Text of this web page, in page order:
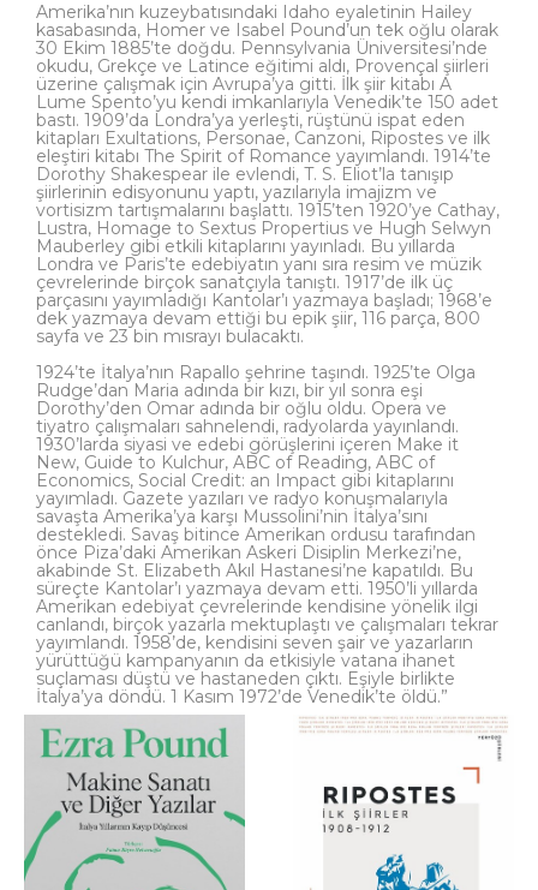
Amerika’nın kuzeybatısındaki Idaho eyaletinin Hailey
kasabasın­da, Homer ve Isabel Pound’un tek oğlu olarak
30 Ekim 1885’te doğdu. Pennsylvania Üniversitesi’nde
okudu, Grekçe ve Latince eğitimi aldı, Provençal şiirleri
üzerine çalış­mak için Avrupa’ya gitti. İlk şiir kitabı A
Lume Spento’yu kendi imkanlarıyla Venedik’te 150 adet
bastı. 1909’da Londra’ya yerleşti, rüştünü ispat eden
kitapları Exultations, Per­sonae, Canzoni, Ripostes ve ilk
eleştiri kitabı The Spirit of Romance yayımlandı. 1914’te
Dorothy Shakespear ile evlendi, T. S. Eliot’la tanışıp
şiirlerinin edisyonunu yaptı, yazıla­rıyla imajizm ve
vortisizm tartışmalarını başlattı. 1915’ten 1920’ye Cathay,
Lustra, Homa­ge to Sextus Propertius ve Hugh Selwyn
Mauberley gibi etkili kitaplarını yayınladı. Bu yıllarda
Londra ve Paris’te edebiyatın yanı sıra resim ve müzik
çevrelerinde birçok sa­natçıyla tanıştı. 1917’de ilk üç
parçasını yayımladığı Kantolar’ı yazmaya başladı; 1968’e
dek yazmaya devam ettiği bu epik şiir, 116 parça, 800
sayfa ve 23 bin mısrayı bulacaktı.
1924’te İtalya’nın Rapallo şehrine taşındı. 1925’te Olga
Rudge’dan Maria adında bir kızı, bir yıl sonra eşi
Dorothy’den Omar adında bir oğlu oldu. Opera ve
tiyatro çalışmaları sahnelendi, radyolarda yayınlandı.
1930’larda siyasi ve edebi görüşlerini içeren Make it
New, Guide to Kulchur, ABC of Reading, ABC of
Economics, Social Credit: an Impact gibi kitaplarını
yayımladı. Gazete yazıları ve radyo konuşmalarıyla
savaşta Amerika’ya karşı Mussolini’nin İtalya’sını
destekledi. Savaş bitince Amerikan ordusu tarafından
önce Piza’daki Amerikan Askeri Disiplin Merkezi’ne,
akabinde St. Elizabeth Akıl Hastanesi’ne kapatıldı. Bu
süreçte Kantolar’ı yazmaya devam etti. 1950’li yıllarda
Amerikan edebiyat çevrelerinde kendisine yönelik ilgi
canlandı, birçok yazarla mektuplaştı ve çalışmaları tekrar
yayımlandı. 1958’de, kendisini seven şair ve yazarların
yürüttüğü kampanyanın da etkisiyle vatana ihanet
suçlaması düştü ve hastaneden çıktı. Eşiyle birlikte
İtalya’ya döndü. 1 Kasım 1972’de Venedik’te öldü.”